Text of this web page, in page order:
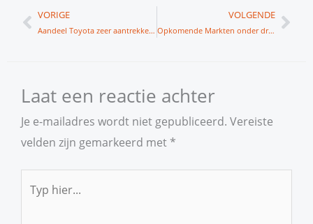
Vorige
VORIGE
Aandeel Toyota zeer aantrekkelijk
VOLGENDE
Opkomende Markten onder druk
Laat een reactie achter
Je e-mailadres wordt niet gepubliceerd. Vereiste
velden zijn gemarkeerd met *
hier...